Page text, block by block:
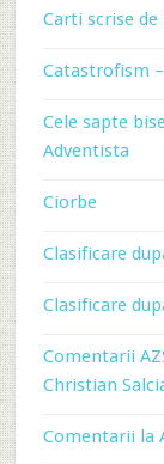
Carti scrise de
Catastrofism
Cele sapte
Adventista
Ciorbe
Clasificare
Clasificare
Comentarii
Christian
Comentarii la